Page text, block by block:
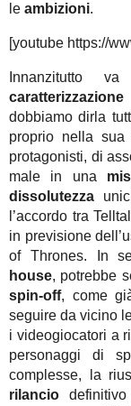
le ambizioni.
[youtube https://
Innanzitutto
caratterizzazione
dobbiamo dirla
proprio nella
protagonisti, di
male in una
dissolutezza
l’accordo tra
in previsione
of Thrones. In
house, potrebbe
spin-off, come
seguire da vicino
i videogiocatori a
personaggi di
complesse, la
rilancio